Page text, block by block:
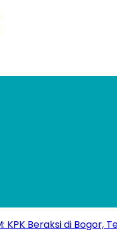
KPK Beraksi di Bogor,